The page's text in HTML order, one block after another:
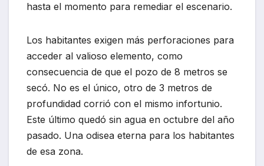
hasta el momento para remediar el escenario.
Los habitantes exigen más perforaciones para
acceder al valioso elemento, como
consecuencia de que el pozo de 8 metros se
secó. No es el único, otro de 3 metros de
profundidad corrió con el mismo infortunio.
Este último quedó sin agua en octubre del año
pasado. Una odisea eterna para los habitantes
de esa zona.